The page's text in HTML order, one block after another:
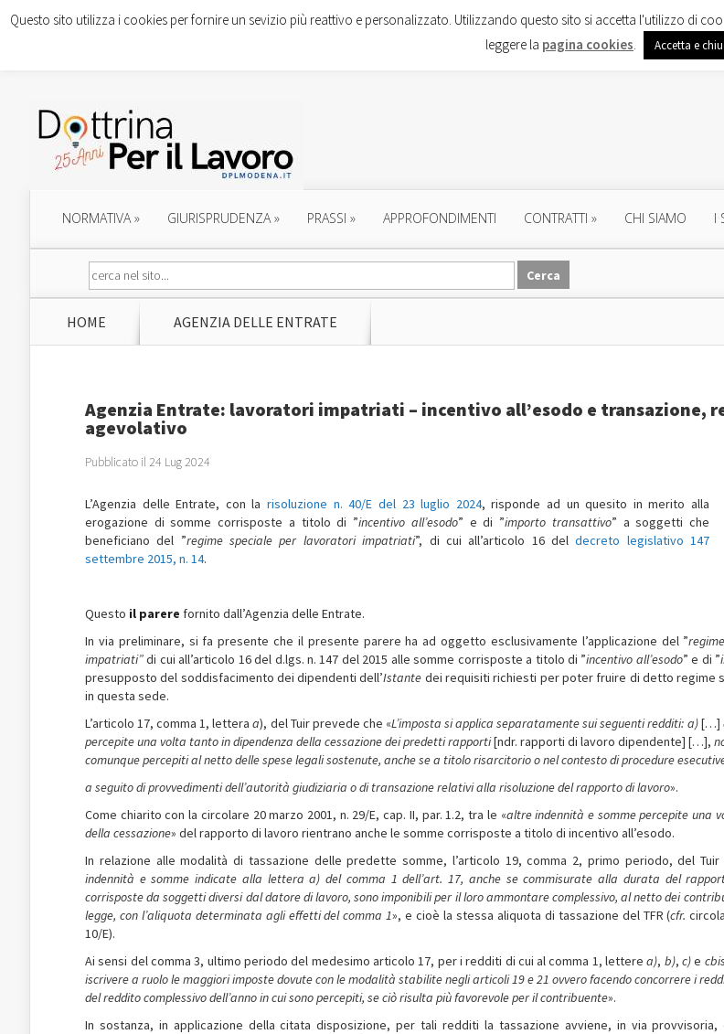
NORMATIVA» GIURISPRUDENZA» PRASSI » APPROFONDIMENTI CONTRATTI » CHI SIAMO I
HOME AGENZIA DELLE ENTRATE
Agenzia Entrate: lavoratori impatriati – incentivo all’esodo e transazione,
agevolativo
Pubblicato il 24 Lug 2024
L’Agenzia delle Entrate, con larisoluzione n. 40/E del 23 luglio 2024, risponde ad un quesito in merito alla
erogazione di somme corrisposte a titolo di ”incentivo all’esodo” e di ”importo transattivo” a soggetti che
beneficiano del ”regime speciale per lavoratori impatriati”, di cui all’articolo 16 deldecreto legislativo 147
settembre 2015, n. 14.
Questo il parere fornito dall’Agenzia delle Entrate.
In via preliminare, si fa presente che il presente parere ha ad oggetto esclusivamente l’applicazione del ”
impatriati”di cui all’articolo 16 del d.lgs. n. 147 del 2015 alle somme corrisposte a titolo di ”incentivo all’esodo” e di ”
presupposto del soddisfacimento dei dipendenti dell’Istante dei requisiti richiesti per poter fruire di detto regime
in questa sede.
L’articolo 17, comma 1, letteraa), del Tuir prevede che «L’imposta si applica separatamente sui seguenti redditi: a)[…]
percepite una volta tanto in dipendenza della cessazione dei predetti rapporti[ndr. rapporti di lavoro dipendente] […],
comunque percepiti al netto delle spese legali sostenute, anche se a titolo risarcitorio o nel contesto di procedure
a seguito di provvedimenti dell’autorità giudiziaria o di transazione relativi alla risoluzione del rapporto di lavoro».
Come chiarito con la circolare 20 marzo 2001, n. 29/E, cap. II, par. 1.2, tra le «altre indennità e somme percepite una
della cessazione» del rapporto di lavoro rientrano anche le somme corrisposte a titolo di incentivo all’esodo.
In relazione alle modalità di tassazione delle predette somme, l’articolo 19, comma 2, primo periodo, del
indennità e somme indicate alla lettera a) del comma 1 dell’art.17, anche se commisurate alla durata del
corrisposte da soggetti diversi dal datore di lavoro, sono imponibili per il loro ammontare complessivo, al netto dei
legge, con l’aliquota determinata agli effetti del comma 1», e cioè la stessa aliquota di tassazione del TFR (cfr.
10/E).
Ai sensi del comma 3, ultimo periodo del medesimo articolo 17, per i redditi di cui al comma 1, letterea), b),c)e
iscrivere a ruolo le maggiori imposte dovute con le modalità stabilite negli articoli 19 e 21 ovvero facendo concorrere i
del reddito complessivo dell’anno in cui sono percepiti, se ciò risulta più favorevole per il contribuente».
In sostanza, in applicazione della citata disposizione, per tali redditi la tassazione avviene, in via
Questo sito utilizza i cookies per fornire un sevizio più reattivo e personalizzato. Utilizzando questo sito si accetta l'utilizzo di
leggere la pagina cookies. Accetta e